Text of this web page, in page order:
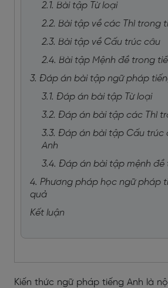
2.1. Bài tập Từ loại
2.2. Bài tập về các Thì trong
2.3. Bài tập về Cấu trúc câu
2.4. Bài tập Mệnh đề trong
3. Đáp án bài tập ngữ pháp
3.1. Đáp án bài tập Từ loại
3.2. Đáp án bài tập các Thì
3.3. Đáp án bài tập Cấu trúc
Anh
3.4. Đáp án bài tập mệnh đề
4. Phương pháp học ngữ pháp
quả
Kết luận
Kiến thức ngữ pháp tiếng Anh là